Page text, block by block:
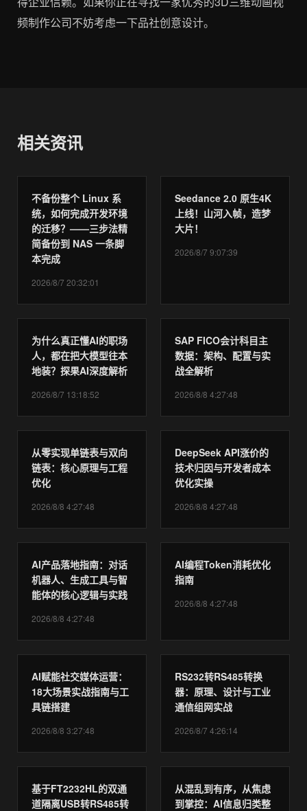
频制作公司不妨考虑一下品社创意设计。
相关资讯
不备份整个 Linux 系
统，如何完成开发环境
的迁移？——三步法精
简备份到 NAS 一条脚
本完成
2026/8/7 20:32:01
Seedance 2.0 原生4K
上线！山河入帧，造梦
大片！
2026/8/7 9:07:39
为什么真正懂AI的职场
人，都在把大模型往本
地装？探果AI深度解析
2026/8/7 13:18:52
SAP FICO会计科目主
数据：架构、配置与实
战全解析
2026/8/8 4:27:48
从零实现单链表与双向
链表：核心原理与工程
优化
2026/8/8 4:27:48
DeepSeek API涨价的
技术归因与开发者成本
优化实操
2026/8/8 4:27:48
AI产品落地指南：对话
机器人、生成工具与智
能体的核心逻辑与实践
2026/8/8 4:27:48
AI编程Token消耗优化
指南
2026/8/8 4:27:48
AI赋能社交媒体运营：
18大场景实战指南与工
具链搭建
2026/8/8 3:27:48
RS232转RS485转换
器：原理、设计与工业
通信组网实战
2026/8/7 4:26:14
基于FT2232HL的双通
道隔离USB转RS485转
从混乱到有序，从焦虑
到掌控：AI信息归类整